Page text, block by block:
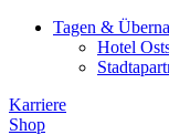
Tagen &
Hotel
Karriere
Shop